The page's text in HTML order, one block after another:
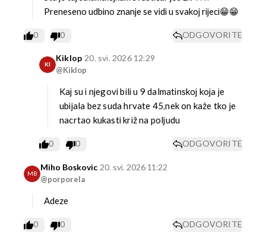
Preneseno udbino znanje se vidi u svakoj rijeci😁😁
0 0 ODGOVORITE
KI
Kiklop
@Kiklop
20. svi. 2026 12:29
Kaj su i njegovi bili u 9 dalmatinskoj koja je
ubijala bez suda hrvate 45,nek on kaže tko je
nacrtao kukasti križ na poljudu
0 0 ODGOVORITE
MB
Miho Boskovic
@porporela
20. svi. 2026 11:22
Adeze
0 0 ODGOVORITE